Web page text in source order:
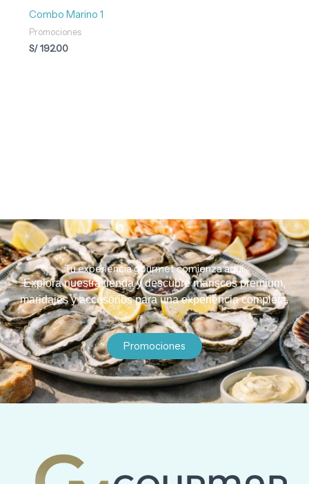
Combo Marino 1
Promociones
S/192.00
Tu experiencia gourmet comienza aquí.
Explora nuestra tienda y descubre mariscos premium,
maridajes y accesorios para una experiencia completa.
Promociones